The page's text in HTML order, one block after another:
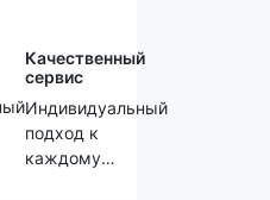
Качественный
сервис
Индивидуальный
подход к
каждому